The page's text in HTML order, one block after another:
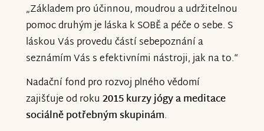
„Základem pro účinnou, moudrou a udržitelnou
pomoc druhým je láska k SOBĚ a péče o sebe. S
láskou Vás provedu částí sebepoznání a
seznámím Vás s efektivními nástroji, jak na to.“
Nadační fond pro rozvoj plného vědomí
zajišťuje od roku 2015 kurzy jógy a meditace
sociálně potřebným skupinám.